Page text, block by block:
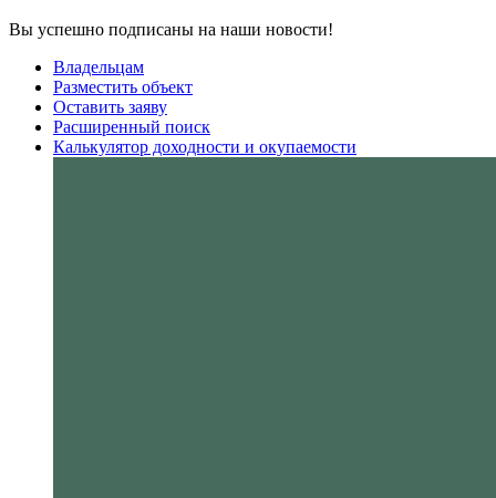
Вы успешно подписаны на наши новости!
Владельцам
Разместить объект
Оставить заяву
Расширенный поиск
Калькулятор доходности и окупаемости